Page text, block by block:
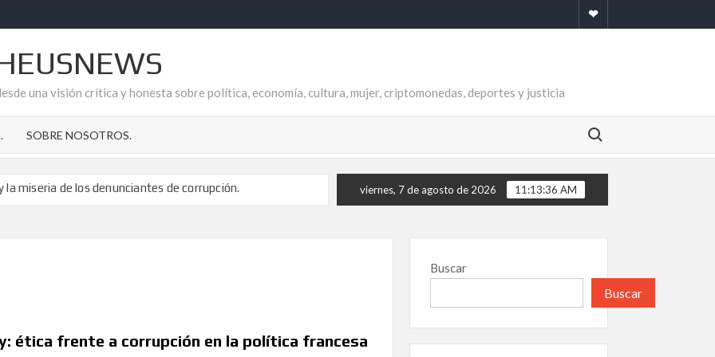
Newsletter
una visión crítica y honesta sobre política, economía, cultura, mujer, criptomonedas, deportes y justicia
SOBRE NOSOTROS.
Buscar:
la miseria de los denunciantes de corrupción.
de los delitos de pederastia
viernes, 7 de agosto de 2026 11:13:37 AM
ética frente a corrupción en la política francesa
Buscar
Buscar